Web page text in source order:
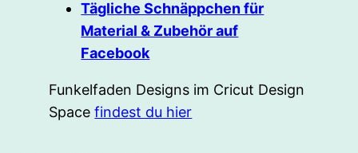
Tägliche Schnäppchen für
Material & Zubehör auf
Facebook
Funkelfaden Designs im Cricut Design
Spacefindest du hier